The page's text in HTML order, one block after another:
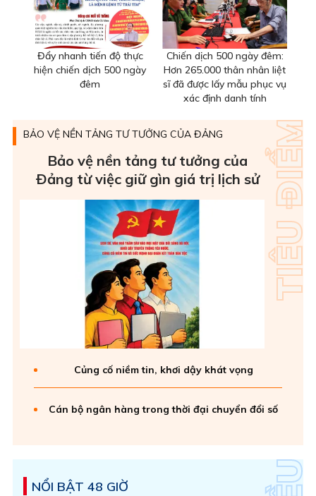
Đẩy nhanh tiến độ thực
hiện chiến dịch 500 ngày
đêm
Chiến dịch 500 ngày đêm:
Hơn 265.000 thân nhân liệt
sĩ đã được lấy mẫu phục vụ
xác định danh tính
BẢO VỆ NỀN TẢNG TƯ TƯỞNG CỦA ĐẢNG
Bảo vệ nền tảng tư tưởng của
Ðảng từ việc giữ gìn giá trị lịch sử
Củng cố niềm tin, khơi dậy khát vọng
Cán bộ ngân hàng trong thời đại chuyển đổi số
NỔI BẬT 48 GIỜ